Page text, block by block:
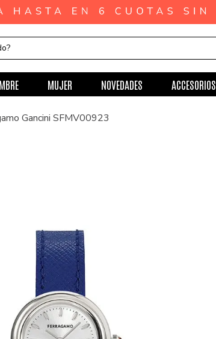
MUJER NOVEDADES ACCESORIOS
Gancini SFMV00923